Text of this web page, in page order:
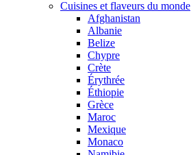
Cuisines et flaveurs du monde
Afghanistan
Albanie
Belize
Chypre
Crète
Érythrée
Éthiopie
Grèce
Maroc
Mexique
Monaco